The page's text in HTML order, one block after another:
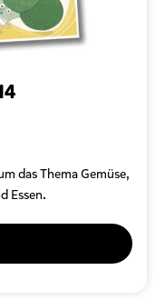
das Thema Gemüse,
Essen.